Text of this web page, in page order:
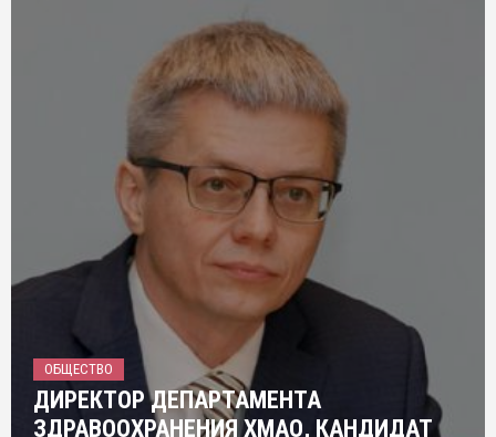
ОБЩЕСТВО
ДИРЕКТОР ДЕПАРТАМЕНТА
ЗДРАВООХРАНЕНИЯ ХМАО, КАНДИДАТ